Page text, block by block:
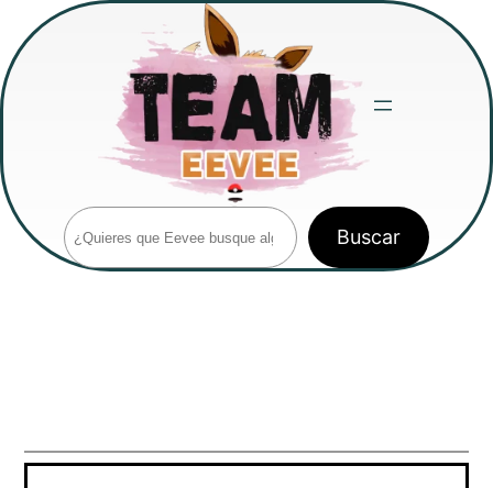
Saltar
contenido
Buscar
Buscar